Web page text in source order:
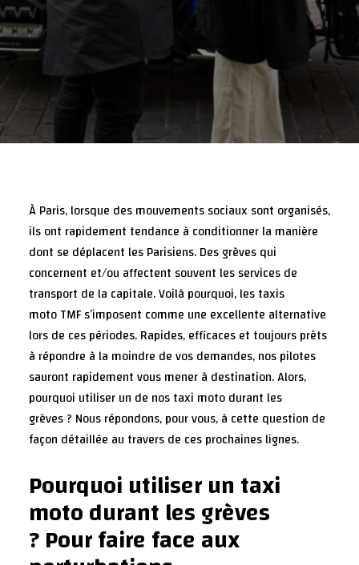
À Paris, lorsque des mouvements sociaux sont organisés,
ils ont rapidement tendance à conditionner la manière
dont se déplacent les Parisiens. Des grèves qui
concernent et/ou affectent souvent les services de
transport de la capitale. Voilà pourquoi, les taxis
moto TMF s’imposent comme une excellente alternative
lors de ces périodes. Rapides, efficaces et toujours prêts
à répondre à la moindre de vos demandes, nos pilotes
sauront rapidement vous mener à destination. Alors,
pourquoi utiliser un de nos taxi moto durant les
grèves? Nous répondons, pour vous, à cette question de
façon détaillée au travers de ces prochaines lignes.
Pourquoi utiliser un taxi
moto durant les grèves
? Pour faire face aux